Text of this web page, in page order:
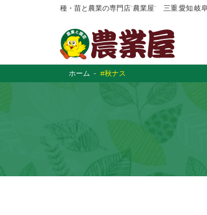
種・苗と農業の専門店“農業屋” 三重,愛知,岐
ホーム #秋ナス